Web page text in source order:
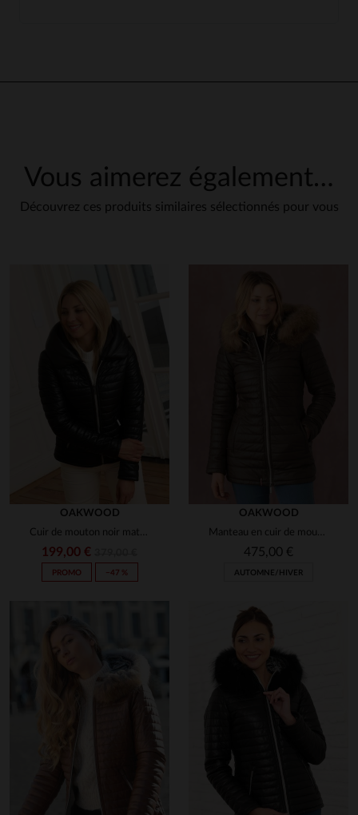
Vous aimerez également…
Découvrez ces produits similaires sélectionnés pour vous
OAKWOOD
Cuir de mouton noir matelassé : chaleur et élégance en un blouson.
199,00 €
PROMO −47 %
OAKWOOD
Manteau en cuir de mouton matelassé.Fourrure amovible, coupe ceintrée.
475,00 €
AUTOMNE/HIVER